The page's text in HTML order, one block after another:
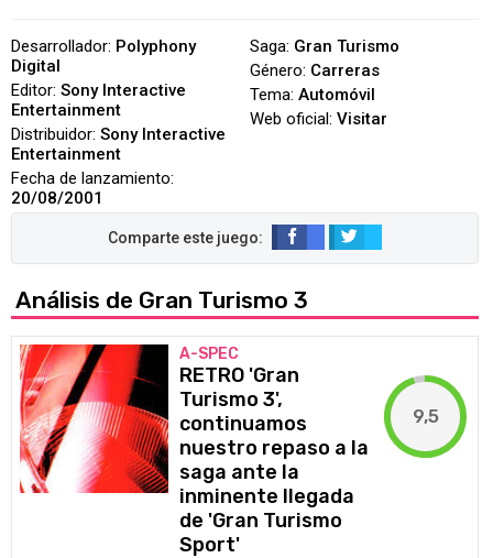
Desarrollador: Polyphony
Digital
Editor: Sony Interactive
Entertainment
Distribuidor: Sony Interactive
Entertainment
Fecha de lanzamiento:
20/08/2001
Saga: Gran Turismo
Género: Carreras
Tema: Automóvil
Web oficial: Visitar
Análisis de Gran Turismo 3
A-SPEC
RETRO 'Gran
Turismo 3',
continuamos
nuestro repaso a la
saga ante la
inminente llegada
de 'Gran Turismo
Sport'
9,5